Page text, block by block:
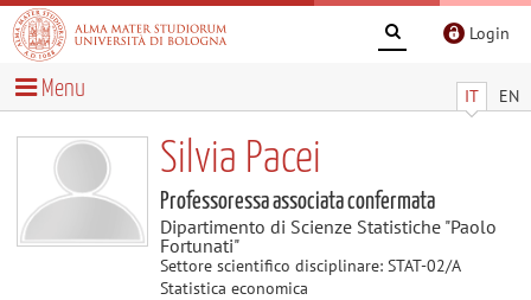
Login
IT EN
Menu
Silvia Pacei
Professoressa associata confermata
Dipartimento di Scienze Statistiche "Paolo
Fortunati"
Settore scientifico disciplinare: STAT-02/A
Statistica economica